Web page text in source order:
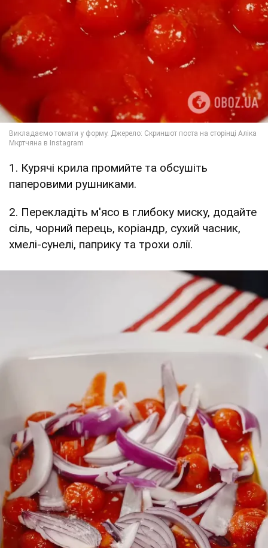
1. Курячі крила промийте та обсушіть
паперовими рушниками.
2. Перекладіть м'ясо в глибоку миску, додайте
сіль, чорний перець, коріандр, сухий часник,
хмелі-сунелі, паприку та трохи олії.